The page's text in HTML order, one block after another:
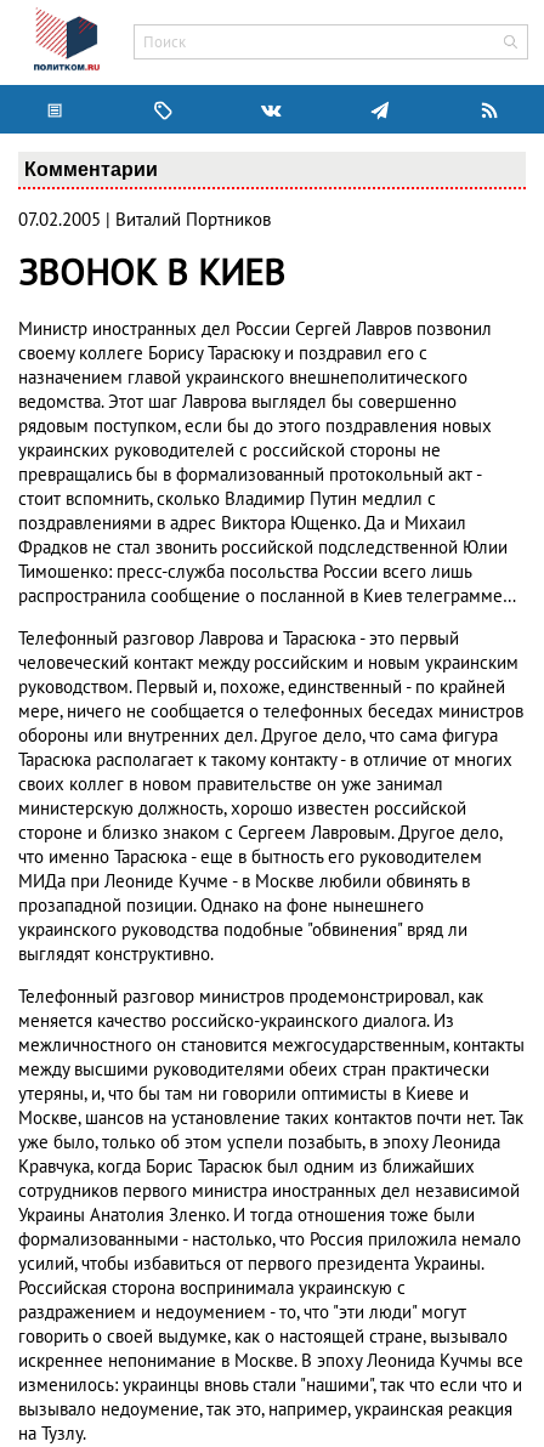
Комментарии
07.02.2005 | Виталий Портников
ЗВОНОК В КИЕВ
Министр иностранных дел России Сергей Лавров позвонил
своему коллеге Борису Тарасюку и поздравил его с
назначением главой украинского внешнеполитического
ведомства. Этот шаг Лаврова выглядел бы совершенно
рядовым поступком, если бы до этого поздравления новых
украинских руководителей с российской стороны не
превращались бы в формализованный протокольный акт -
стоит вспомнить, сколько Владимир Путин медлил с
поздравлениями в адрес Виктора Ющенко. Да и Михаил
Фрадков не стал звонить российской подследственной Юлии
Тимошенко: пресс-служба посольства России всего лишь
распространила сообщение о посланной в Киев телеграмме…
Телефонный разговор Лаврова и Тарасюка - это первый
человеческий контакт между российским и новым украинским
руководством. Первый и, похоже, единственный - по крайней
мере, ничего не сообщается о телефонных беседах министров
обороны или внутренних дел. Другое дело, что сама фигура
Тарасюка располагает к такому контакту - в отличие от многих
своих коллег в новом правительстве он уже занимал
министерскую должность, хорошо известен российской
стороне и близко знаком с Сергеем Лавровым. Другое дело,
что именно Тарасюка - еще в бытность его руководителем
МИДа при Леониде Кучме - в Москве любили обвинять в
прозападной позиции. Однако на фоне нынешнего
украинского руководства подобные "обвинения" вряд ли
выглядят конструктивно.
Телефонный разговор министров продемонстрировал, как
меняется качество российско-украинского диалога. Из
межличностного он становится межгосударственным, контакты
между высшими руководителями обеих стран практически
утеряны, и, что бы там ни говорили оптимисты в Киеве и
Москве, шансов на установление таких контактов почти нет. Так
уже было, только об этом успели позабыть, в эпоху Леонида
Кравчука, когда Борис Тарасюк был одним из ближайших
сотрудников первого министра иностранных дел независимой
Украины Анатолия Зленко. И тогда отношения тоже были
формализованными - настолько, что Россия приложила немало
усилий, чтобы избавиться от первого президента Украины.
Российская сторона воспринимала украинскую с
раздражением и недоумением - то, что "эти люди" могут
говорить о своей выдумке, как о настоящей стране, вызывало
искреннее непонимание в Москве. В эпоху Леонида Кучмы все
изменилось: украинцы вновь стали "нашими", так что если что и
вызывало недоумение, так это, например, украинская реакция
на Тузлу.